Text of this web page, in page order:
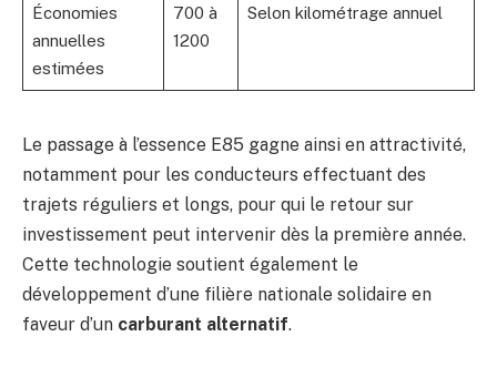
Économies
annuelles
estimées
700 à
1200
Selon kilométrage annuel
Le passage à l’essence E85 gagne ainsi en attractivité,
notamment pour les conducteurs effectuant des
trajets réguliers et longs, pour qui le retour sur
investissement peut intervenir dès la première année.
Cette technologie soutient également le
développement d’une filière nationale solidaire en
faveur d’un carburant alternatif.